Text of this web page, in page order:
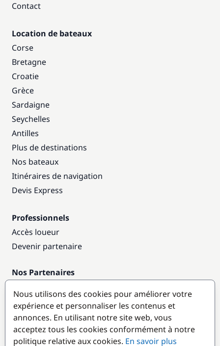
Contact
Location de bateaux
Corse
Bretagne
Croatie
Grèce
Sardaigne
Seychelles
Antilles
Plus de destinations
Nos bateaux
Itinéraires de navigation
Devis Express
Professionnels
Accès loueur
Devenir partenaire
Nos Partenaires
Destinations populaires
Nous utilisons des cookies pour améliorer votre
expérience et personnaliser les contenus et
annonces. En utilisant notre site web, vous
acceptez tous les cookies conformément à notre
politique relative aux cookies. En savoir plus